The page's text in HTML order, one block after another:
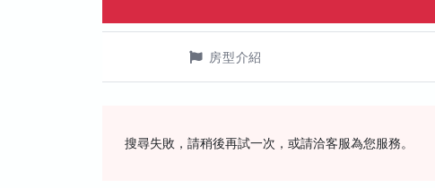
房型介紹
搜尋失敗，請稍後再試一次，或請洽客服為您服務。